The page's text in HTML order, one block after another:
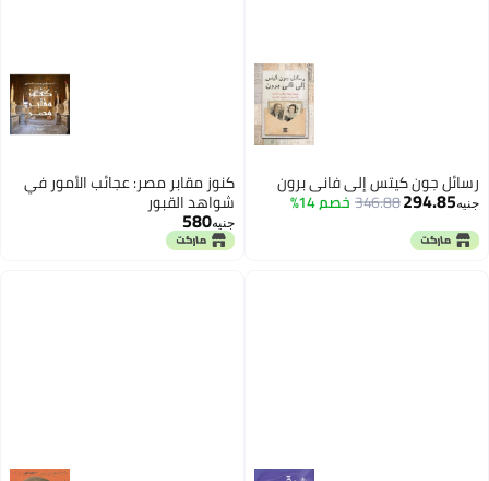
رسائل جون كيتس إلى فاني برون
جنيه294.85
346.88خصم 14%
كنوز مقابر مصر: عجائب الأمور في
شواهد القبور
جنيه580